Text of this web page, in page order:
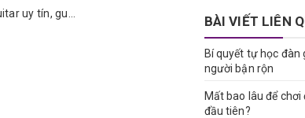
uy tín, gu... BÀI VIẾT LIÊN
Bí quyết tự học
người bận rộn
Mất bao lâu để
đầu tiên?